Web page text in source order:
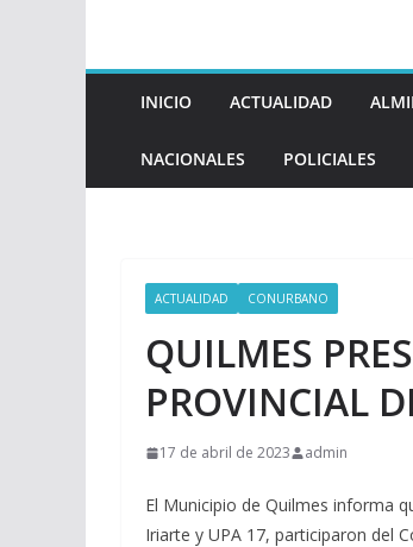
INICIO ACTUALIDAD
NACIONALES POLICIALES
ACTUALIDAD CONURBANO
QUILMES
PROVINCIAL
17 de abril de 2023 admin
El Municipio de Quilmes informa
Iriarte y UPA 17, participaron del